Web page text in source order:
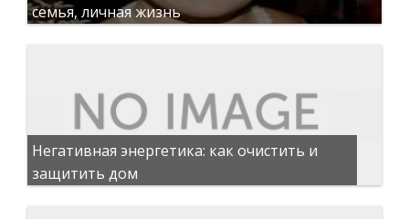
семья, личная жизнь
Негативная энергетика: как очистить и
защитить дом